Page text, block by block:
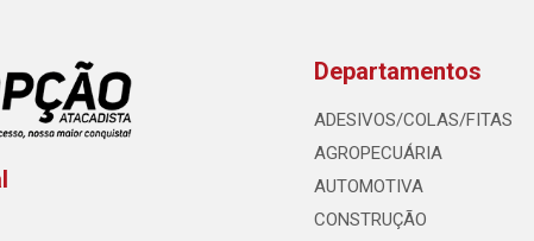
Departamentos
ADESIVOS/COLAS/FITAS
AGROPECUÁRIA
AUTOMOTIVA
CONSTRUÇÃO